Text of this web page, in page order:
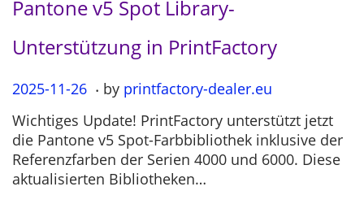
Pantone v5 Spot Library-
Unterstützung in PrintFactory
P
s
t
e
d
2025-11-26 2
2
5
-
1
. by printfactory-dealer.eu
Wichtiges Update! PrintFactory unterstützt jetzt
die Pantone v5 Spot-Farbbibliothek inklusive der
Referenzfarben der Serien 4000 und 6000. Diese
aktualisierten Bibliotheken…